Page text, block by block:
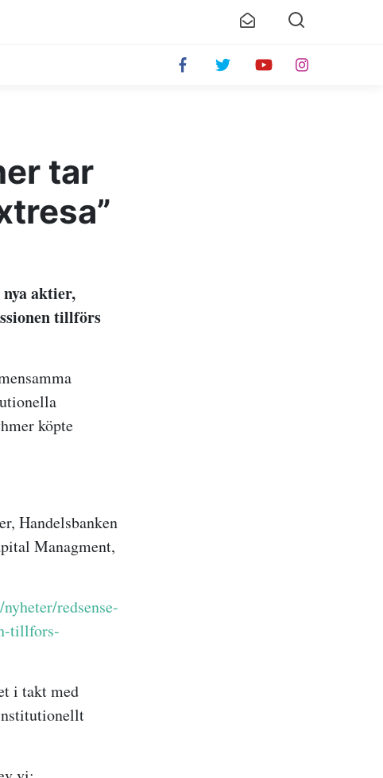
tar
aktier,
tillförs
köpte
Handelsbanken
Managment,
redsense-
tillfors-
i takt med